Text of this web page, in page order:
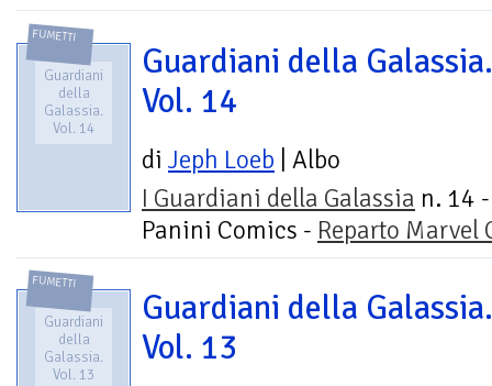
FUMETTI
Guardiani
della
Galassia.
Vol. 14
Guardiani della Galassia.
Vol. 14
di Jeph Loeb | Albo
I Guardiani della Galassia n. 14 -
Panini Comics - Reparto Marvel
FUMETTI
Guardiani
della
Galassia.
Vol. 13
Guardiani della Galassia.
Vol. 13